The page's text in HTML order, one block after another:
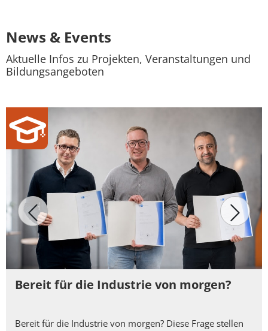
News & Events
Aktuelle Infos zu Projekten, Veranstaltungen und
Bildungsangeboten
Bereit für die Industrie von morgen?
Bereit für die Industrie von morgen? Diese Frage stellen